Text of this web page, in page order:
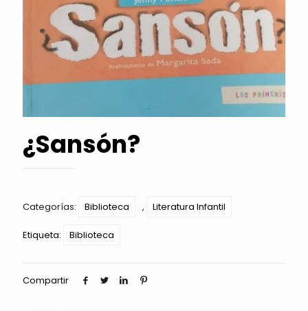
¿Sansón?
Categorías: Biblioteca , Literatura Infantil
Etiqueta: Biblioteca
Compartir